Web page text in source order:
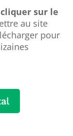
sur le
au site
pour